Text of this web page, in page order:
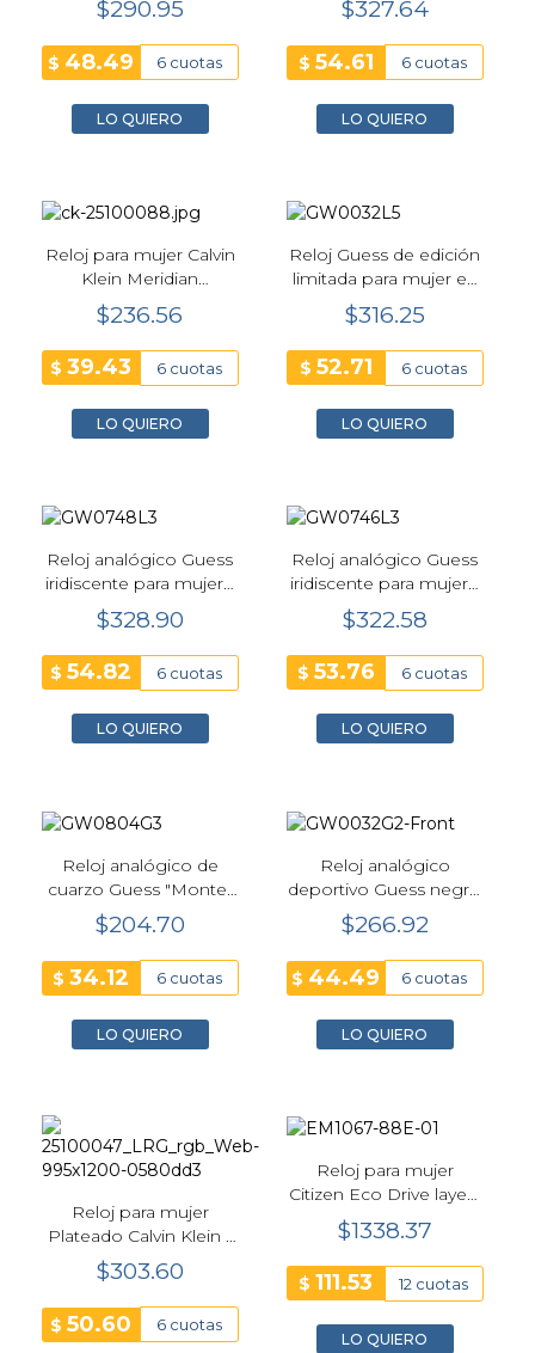
$290.95
$ 48.49 6 cuotas
LO QUIERO
$327.64
$ 54.61 6 cuotas
LO QUIERO
Reloj para mujer Calvin
Klein Meridian
25100088 | Plateado
$236.56
$39.43 6 cuotas
LO QUIERO
Reloj Guess de edición
limitada para mujer en
color rosa brillante -
GW0032L5
$316.25
$ 52.71 6 cuotas
LO QUIERO
Reloj analógico Guess
iridiscente para mujer -
GW0748L3
$328.90
$54.82 6 cuotas
LO QUIERO
Reloj analógico Guess
iridiscente para mujer -
GW0746L3
$322.58
$ 53.76 6 cuotas
LO QUIERO
Reloj analógico de
cuarzo Guess "Monte"
dorado para hombre -
GW0804G3
$204.70
$34.12 6 cuotas
LO QUIERO
Reloj analógico
deportivo Guess negro
para hombre -
GW0032G2
$266.92
$ 44.49 6 cuotas
LO QUIERO
Reloj para mujer
Plateado Calvin Klein -
25100047
$303.60
$50.60 6 cuotas
Reloj para mujer
Citizen Eco Drive layers
of time"limited edition"
negro EM1067-88E
$1338.37
$111.53 12 cuotas
LO QUIERO